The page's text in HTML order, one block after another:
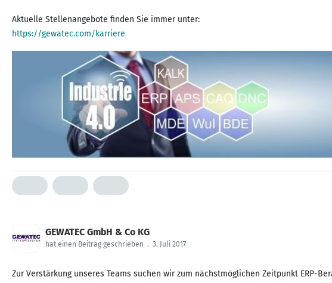
https://gewatec.com/karriere
GEWATEC GmbH & Co KG
hat einen Beitrag geschrieben . 3. Juli 2017
Zur Verstärkung unseres Teams suchen wir zum nächstmöglichen Zeitpunkt ERP-